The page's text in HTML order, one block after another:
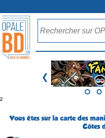
❮
²
Vous êtes sur la carte des
Côtes